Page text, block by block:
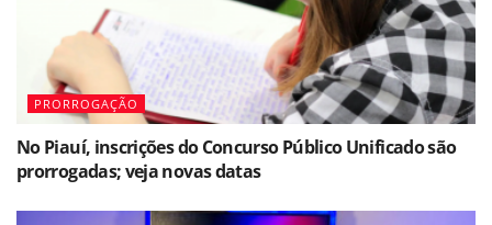
PRORROGAÇÃO
No Piauí, inscrições do Concurso Público Unificado são
prorrogadas; veja novas datas